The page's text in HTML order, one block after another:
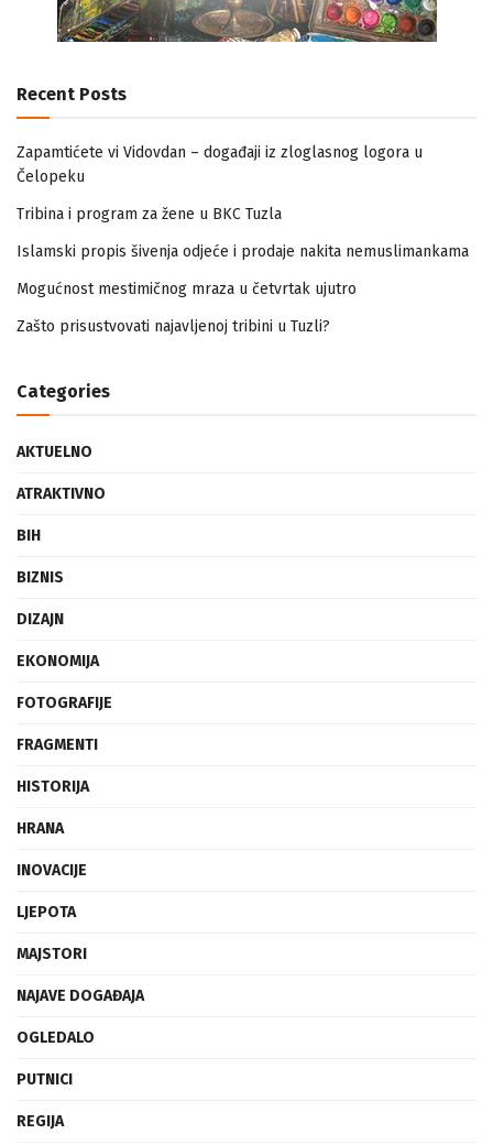
Recent Posts
Zapamtićete vi Vidovdan – događaji iz zloglasnog logora u
Čelopeku
Tribina i program za žene u BKC Tuzla
Islamski propis šivenja odjeće i prodaje nakita nemuslimankama
Mogućnost mestimičnog mraza u četvrtak ujutro
Zašto prisustvovati najavljenoj tribini u Tuzli?
Categories
AKTUELNO
ATRAKTIVNO
BIH
BIZNIS
DIZAJN
EKONOMIJA
FOTOGRAFIJE
FRAGMENTI
HISTORIJA
HRANA
INOVACIJE
LJEPOTA
MAJSTORI
NAJAVE DOGAĐAJA
OGLEDALO
PUTNICI
REGIJA